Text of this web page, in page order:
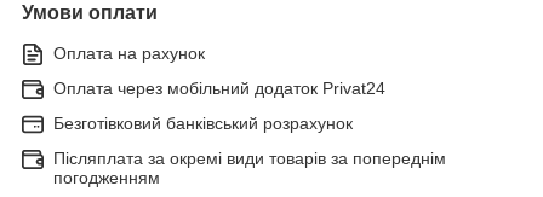
Умови оплати
Оплата на рахунок
Оплата через мобільний додаток Privat24
Безготівковий банківський розрахунок
Післяплата за окремі види товарів за попереднім
погодженням